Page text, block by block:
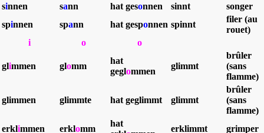
sinnen sann hat gesonnen sinnt
songer
spinnen spann hat gesponnen spinnt
filer (au
rouet)
i
o o
glimmen glomm
hat
geglommen
glimmt
brûler
(sans
flamme)
glimmen glimmte hat geglimmt glimmt
brûler
(sans
flamme)
erklimmen erklomm
hat
erklimmt grimper